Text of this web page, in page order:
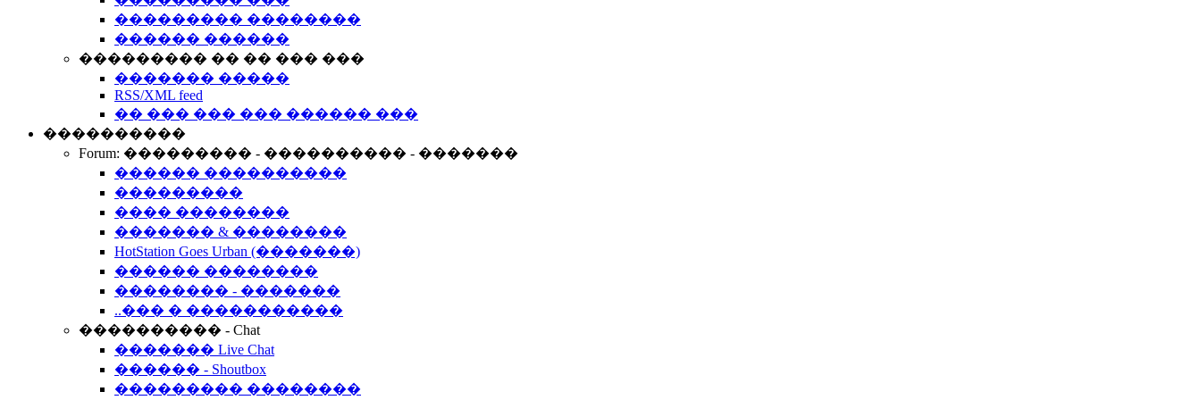
��������� ��������
������ ������
��������� �� �� ��� ���
������� �����
RSS/XML feed
�� ��� ��� ��� ������ ���
����������
Forum: ��������� - ���������� - �������
������ ����������
���������
���� ��������
������� & ��������
HotStation Goes Urban (�������)
������ ��������
�������� - �������
..��� � �����������
���������� - Chat
������� Live Chat
������ - Shoutbox
��������� ��������